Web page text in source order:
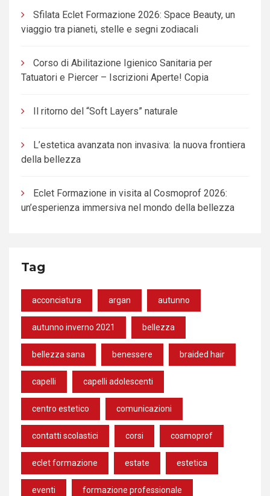
Sfilata Eclet Formazione 2026: Space Beauty, un
viaggio tra pianeti, stelle e segni zodiacali
Corso di Abilitazione Igienico Sanitaria per
Tatuatori e Piercer – Iscrizioni Aperte! Copia
Il ritorno del “Soft Layers” naturale
L’estetica avanzata non invasiva: la nuova frontiera
della bellezza
Eclet Formazione in visita al Cosmoprof 2026:
un’esperienza immersiva nel mondo della bellezza
Tag
acconciatura argan autunno
autunno inverno 2021 bellezza
bellezza sana benessere braided hair
capelli capelli adolescenti
centro estetico comunicazioni
contatti scolastici corsi cosmoprof
eclet formazione estate estetica
eventi formazione professionale